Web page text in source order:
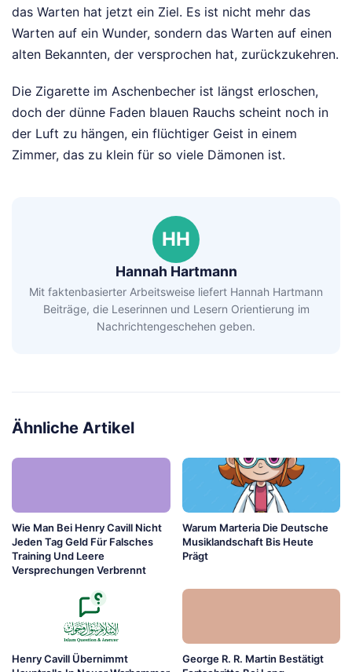
das Warten hat jetzt ein Ziel. Es ist nicht mehr das
Warten auf ein Wunder, sondern das Warten auf einen
alten Bekannten, der versprochen hat, zurückzukehren.
Die Zigarette im Aschenbecher ist längst erloschen,
doch der dünne Faden blauen Rauchs scheint noch in
der Luft zu hängen, ein flüchtiger Geist in einem
Zimmer, das zu klein für so viele Dämonen ist.
HH
Hannah Hartmann
Mit faktenbasierter Arbeitsweise liefert Hannah Hartmann
Beiträge, die Leserinnen und Lesern Orientierung im
Nachrichtengeschehen geben.
Ähnliche Artikel
Wie Man Bei Henry Cavill Nicht
Jeden Tag Geld Für Falsches
Training Und Leere
Versprechungen Verbrennt
Warum Marteria Die Deutsche
Musiklandschaft Bis Heute
Prägt
Henry Cavill Übernimmt
George R. R. Martin Bestätigt